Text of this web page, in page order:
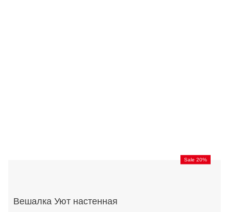
Sale 20%
Вешалка Уют настенная